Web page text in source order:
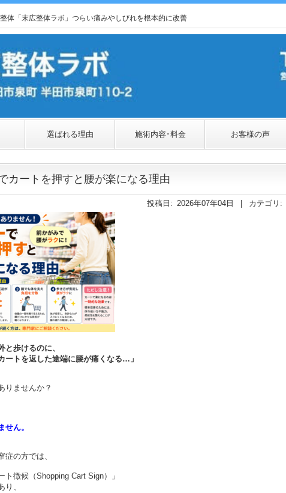
体「末広整体ラボ」つらい痛みやしびれを根本的に改善
選ばれる理由 施術内容･料金 お客様の声
カートを押すと腰が楽になる理由
投稿日: 2026年07年04日 | カテゴリ:
と歩けるのに、
ートを返した途端に腰が痛くなる…」
りませんか？
せん。
症の方では、
ト徴候（Shopping Cart Sign）」
り、